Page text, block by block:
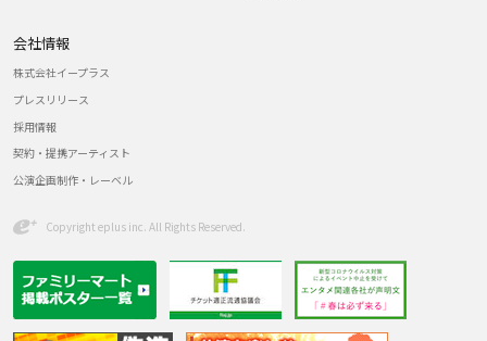
会社情報
株式会社イープラス
プレスリリース
採用情報
契約・提携アーティスト
公演企画制作・レーベル
Copyright eplus inc. All Rights Reserved.